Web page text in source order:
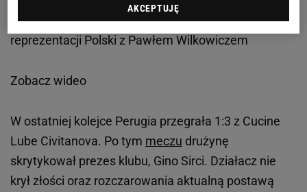
zawodnik. Zobacz rozmowę selekcjonera
reprezentacji Polski z Pawłem Wilkowiczem
Zobacz wideo
W ostatniej kolejce Perugia przegrała 1:3 z Cucine
Lube Civitanova. Po tym meczu drużynę
skrytykował prezes klubu, Gino Sirci. Działacz nie
krył złości oraz rozczarowania aktualną postawą
AKCEPTUJĘ